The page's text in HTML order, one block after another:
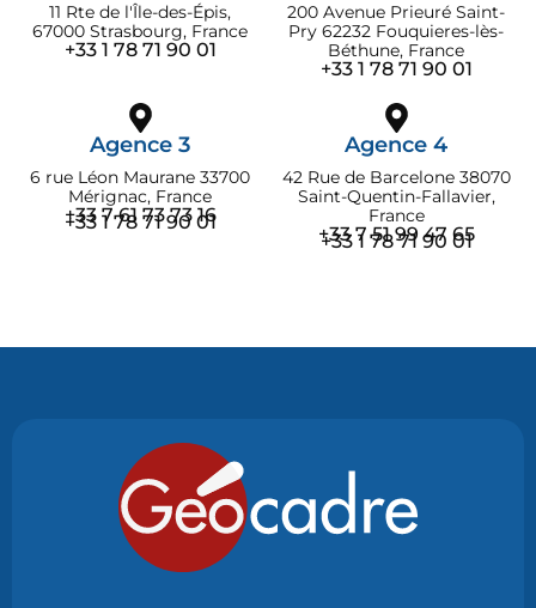
11 Rte de l'Île-des-Épis,
67000 Strasbourg, France
+33 1 78 71 90 01
200 Avenue Prieuré Saint-
Pry 62232 Fouquieres-lès-
Béthune, France
+33 1 78 71 90 01
Agence 3
6 rue Léon Maurane 33700
Mérignac, France
+33 7 61 73 73 16
+33 1 78 71 90 01
Agence 4
42 Rue de Barcelone 38070
Saint-Quentin-Fallavier,
France
+33 7 51 99 47 65
+33 1 78 71 90 01